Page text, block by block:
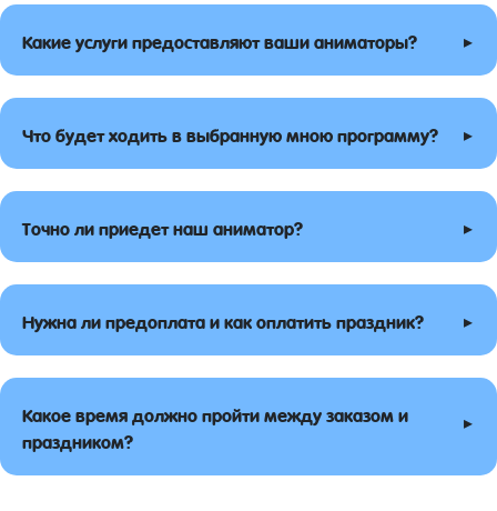
Какие услуги предоставляют ваши аниматоры? ▸
Что будет ходить в выбранную мною программу? ▸
Точно ли приедет наш аниматор? ▸
Нужна ли предоплата и как оплатить праздник? ▸
Какое время должно пройти между заказом и
праздником?
▸